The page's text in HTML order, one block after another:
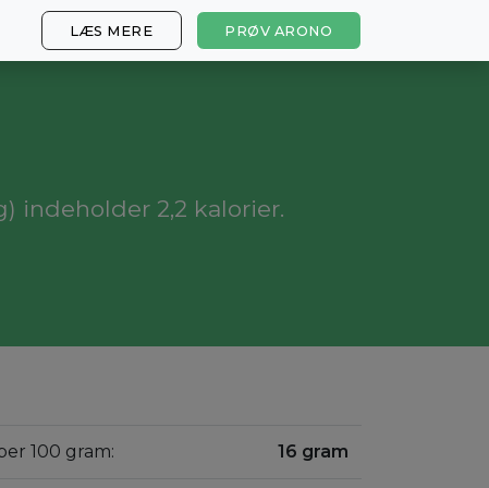
LÆS MERE PRØV ARONO
indeholder 2,2 kalorier.
100 gram: 16 gram